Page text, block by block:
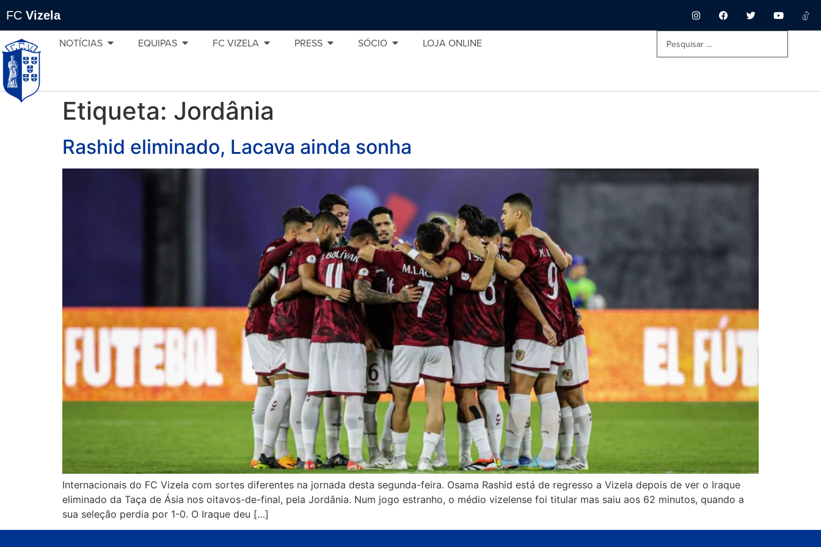
FC Vizela
NOTÍCIAS EQUIPAS FC VIZELA PRESS SÓCIO LOJA ONLINE
Etiqueta: Jordânia
Rashid eliminado, Lacava ainda sonha
Internacionais do FC Vizela com sortes diferentes na jornada desta segunda-feira. Osama Rashid está de regresso a Vizela depois de ver o Iraque
eliminado da Taça de Ásia nos oitavos-de-final, pela Jordânia. Num jogo estranho, o médio vizelense foi titular mas saiu aos 62 minutos, quando a
sua seleção perdia por 1-0. O Iraque deu […]